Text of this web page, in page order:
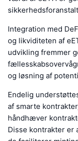
Integration med
og likviditeten af
udvikling fremmer
og løsning af
Endelig
af smarte
håndhæver
Disse kontrakter er